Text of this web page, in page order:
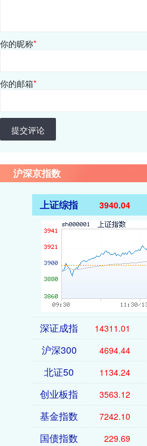
你的昵称*
你的邮箱*
提交评论
沪深京指数
上证综指 3940.04
深证成指 14311.01
沪深300 4694.44
北证50 1134.24
创业板指 3563.12
基金指数 7242.10
国债指数 229.69